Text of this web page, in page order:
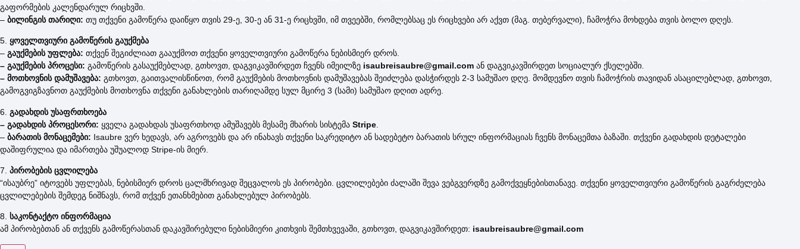
გაფორმების კალენდარულ რიცხვში.
– ბილინგის თარიღი: თუ თქვენი გამოწერა დაიწყო თვის 29-ე, 30-ე ან 31-ე რიცხვში, იმ თვეებში, რომლებსაც ეს რიცხვები არ აქვთ (მაგ. თებერვალი), ჩამოჭრა მოხდება თვის ბოლო დღეს.
5. ყოველთვიური გამოწერის გაუქმება
– გაუქმების უფლება: თქვენ შეგიძლიათ გააუქმოთ თქვენი ყოველთვიური გამოწერა ნებისმიერ დროს.
– გაუქმების პროცესი: გამოწერის გასაუქმებლად, გთხოვთ, დაგვიკავშირდეთ ჩვენს იმეილზე isaubreisaubre@gmail.com ან დაგვიკავშირდეთ სოციალურ ქსელებში.
– მოთხოვნის დამუშავება: გთხოვთ, გაითვალისწინოთ, რომ გაუქმების მოთხოვნის დამუშავებას შეიძლება დასჭირდეს 2-3 სამუშაო დღე. მომდევნო თვის ჩამოჭრის თავიდან ასაცილებლად, გთხოვთ,
გამოგვიგზავნოთ გაუქმების მოთხოვნა თქვენი განახლების თარიღამდე სულ მცირე 3 (სამი) სამუშაო დღით ადრე.
6. გადახდის უსაფრთხოება
– გადახდის პროცესორი: ყველა გადახდას უსაფრთხოდ ამუშავებს მესამე მხარის სისტემა Stripe
– ბარათის მონაცემები: Isaubre ვერ ხედავს, არ აგროვებს და არ ინახავს თქვენი საკრედიტო ან სადებეტო ბარათის სრულ ინფორმაციას ჩვენს მონაცემთა ბაზაში. თქვენი გადახდის დეტალები
დაშიფრულია და იმართება უშუალოდ Stripe-ის მიერ.
7. პირობების ცვლილება
“ისაუბრე” იტოვებს უფლებას, ნებისმიერ დროს ცალმხრივად შეცვალოს ეს პირობები. ცვლილებები ძალაში შევა ვებგვერდზე გამოქვეყნებისთანავე. თქვენი ყოველთვიური გამოწერის გაგრძელება
ცვლილებების შემდეგ ნიშნავს, რომ თქვენ ეთანხმებით განახლებულ პირობებს.
8. საკონტაქტო ინფორმაცია
ამ პირობებთან ან თქვენს გამოწერასთან დაკავშირებული ნებისმიერი კითხვის შემთხვევაში, გთხოვთ, დაგვიკავშირდეთ: isaubreisaubre@gmail.com